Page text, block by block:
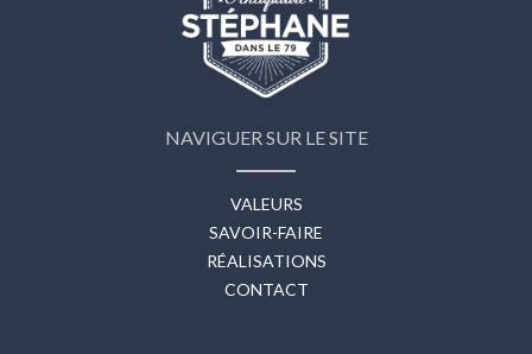
NAVIGUER SUR LE SITE
VALEURS
SAVOIR-FAIRE
RÉALISATIONS
CONTACT